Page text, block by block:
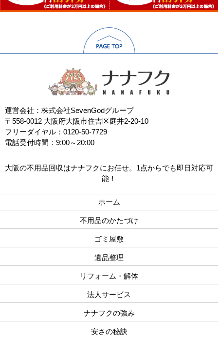
運営会社：株式会社SevenGodグループ
〒558-0012 大阪府大阪市住吉区庭井2-20-10
フリーダイヤル：0120-50-7729
電話受付時間：9:00～20:00
大阪の不用品回収はナナフクにお任せ。1点からでも即日対応可
能！
ホーム
不用品のかたづけ
ゴミ屋敷
遺品整理
リフォーム・解体
法人サービス
ナナフクの強み
安さの秘訣